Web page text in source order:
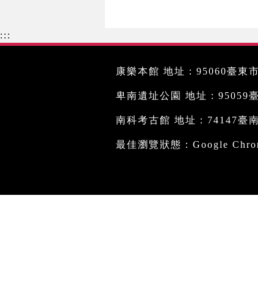
:::
康樂本館 地址：95060臺東
卑南遺址公園 地址：95059
南科考古館 地址：74147臺
最佳瀏覽狀態：Google